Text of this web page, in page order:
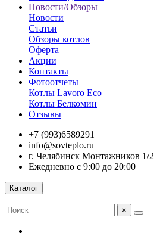
Новости/Обзоры
Новости
Статьи
Обзоры котлов
Оферта
Акции
Контакты
Фотоотчеты
Котлы Lavoro Eco
Котлы Белкомин
Отзывы
+7 (993)6589291
info@sovteplo.ru
г. Челябинск Монтажников 1/2
Ежедневно с 9:00 до 20:00
Каталог
×